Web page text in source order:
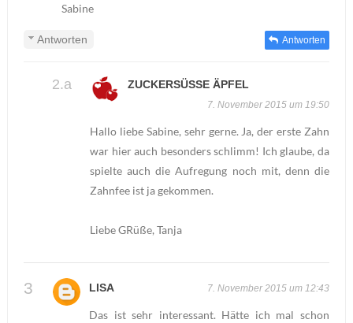
Sabine
Antworten
Antworten
ZUCKERSÜSSE ÄPFEL
7. November 2015 um 19:50
Hallo liebe Sabine, sehr gerne. Ja, der erste Zahn
war hier auch besonders schlimm! Ich glaube, da
spielte auch die Aufregung noch mit, denn die
Zahnfee ist ja gekommen.
Liebe GRüße, Tanja
LISA 7. November 2015 um 12:43
Das ist sehr interessant. Hätte ich mal schon